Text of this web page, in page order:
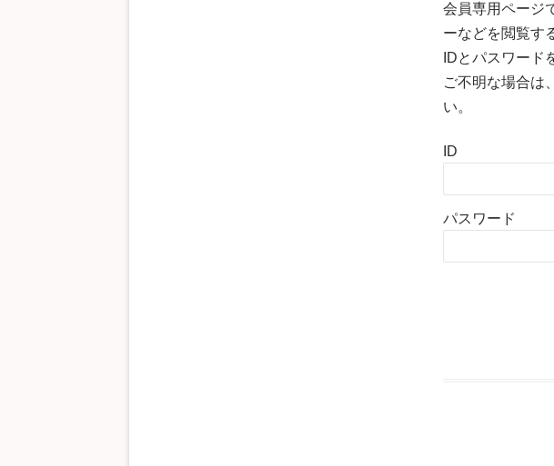
会員専用ページ
ーなどを閲覧す
IDとパスワード
ご不明な場合は
い。
ID
パスワード